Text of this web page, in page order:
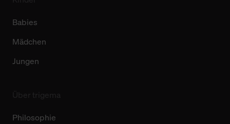
Babies
Mädchen
Jungen
Philosophie